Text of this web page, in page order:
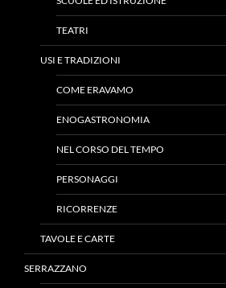
TEATRI
USI E TRADIZIONI
COME ERAVAMO
ENOGASTRONOMIA
NEL CORSO DEL TEMPO
PERSONAGGI
RICORRENZE
TAVOLE E CARTE
SERRAZZANO